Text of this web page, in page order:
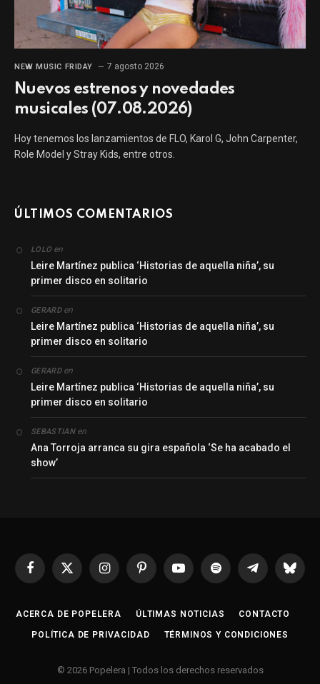
NEW MUSIC FRIDAY 7 agosto 2026
Nuevos estrenos y novedades
musicales (07.08.2026)
Hoy tenemos los lanzamientos de FLO, Karol G, John Carpenter,
Role Model y Stray Kids, entre otros.
ÚLTIMOS COMENTARIOS
LOLO en
Leire Martínez publica ‘Historias de aquella niña’, su
primer disco en solitario
GERARDen
Leire Martínez publica ‘Historias de aquella niña’, su
primer disco en solitario
GERARDen
Leire Martínez publica ‘Historias de aquella niña’, su
primer disco en solitario
SEBASTIANen
Ana Torroja arranca su gira española ‘Se ha acabado el
show’
Facebook
X
InstagramPinterestYouTubeSpotify Telegrama
ACERCA DE POPELERA ÚLTIMAS NOTICIAS CONTACTO
POLÍTICA DE PRIVACIDAD TÉRMINOS Y CONDICIONES
© 2026 Popelera | Todos los derechos reservados